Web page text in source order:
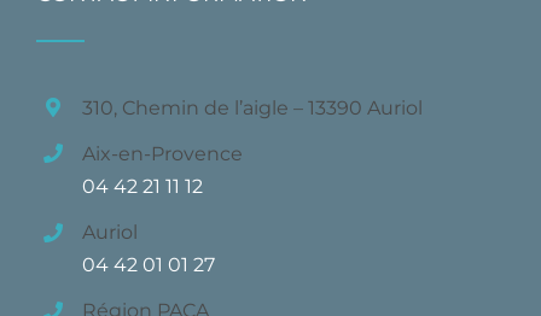
310, Chemin de l’aigle – 13390 Auriol
Aix-en-Provence
04 42 21 11 12
Auriol
04 42 01 01 27
Région PACA